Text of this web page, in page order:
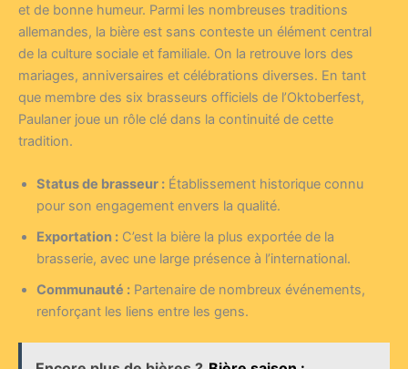
et de bonne humeur. Parmi les nombreuses traditions
allemandes, la bière est sans conteste un élément central
de la culture sociale et familiale. On la retrouve lors des
mariages, anniversaires et célébrations diverses. En tant
que membre des six brasseurs officiels de l’Oktoberfest,
Paulaner joue un rôle clé dans la continuité de cette
tradition.
Status de brasseur : Établissement historique connu
pour son engagement envers la qualité.
Exportation : C’est la bière la plus exportée de la
brasserie, avec une large présence à l’international.
Communauté : Partenaire de nombreux événements,
renforçant les liens entre les gens.